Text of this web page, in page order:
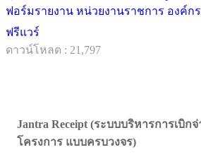
ฟอร์มรายงาน หน่วยงานราชการ องค์ก
ฟรีแวร์
ดาวน์โหลด : 21,797
Jantra Receipt (ระบบบริหารการเบิก
โครงการ แบบครบวงจร)